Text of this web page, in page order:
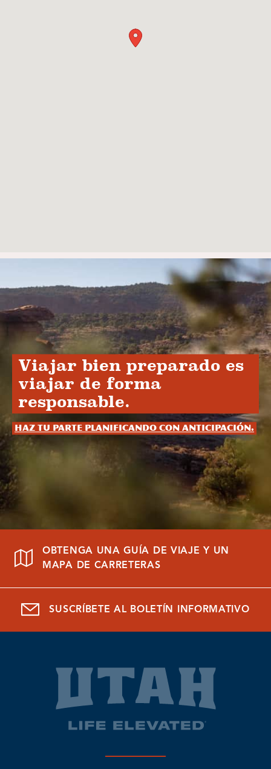
Viajar bien preparado es
viajar de forma
responsable.
Haz tu parte planificando con anticipación.
OBTENGA UNA GUÍA DE VIAJE Y UN
MAPA DE CARRETERAS
SUSCRÍBETE AL BOLETÍN INFORMATIVO